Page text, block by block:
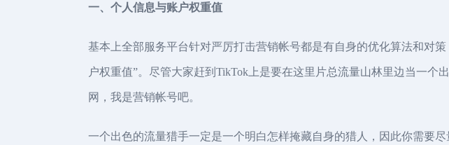
一、个人信息与账户权重值
基本上全部服务平台针对严厉打击营销帐号都是有自身的优化算法和对
户权重值”。尽管大家赶到TikTok上是要在这里片总流量山林里边当一
网，我是营销帐号吧。
一个出色的流量猎手一定是一个明白怎样掩藏自身的猎人，因此你需要